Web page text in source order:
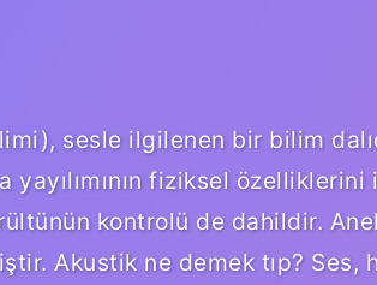
sesle ilgilenen bir bilim
fiziksel özelliklerini
kontrolü de dahildir.
Akustik ne demek tıp? Ses,